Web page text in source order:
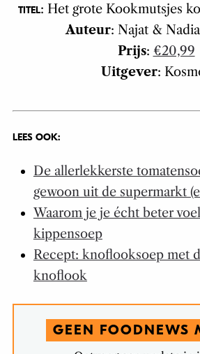
TITEL: Het grote Kookmutsjes
Auteur: Najat &
Prijs: €20,99
Uitgever:
LEES OOK:
De allerlekkerste
gewoon uit de supermarkt
Waarom je je écht beter
kippensoep
Recept: knoflooksoep met
knoflook
GEEN FOODNEWS